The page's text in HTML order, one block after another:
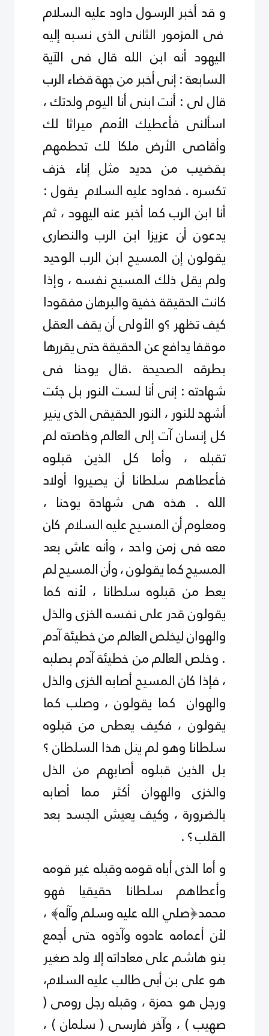
و قد أخبر الرسول داود عليه السلام
فى المزمور الثانى الذى نسبه إليه
اليهود أنه ابن الله قال فى الآية
السابعة : إنى أخبر من جهة قضاء الرب
قال لى : أنت ابنى أنا اليوم ولدتك ،
اسألنى فأعطيك الأمم ميراثا لك
وأقاصى الأرض ملكا لك تحطمهم
بقضيب من حديد مثل إناء خزف
تكسره . فداود عليه السلام يقول :
أنا ابن الرب كما أخبر عنه اليهود ، ثم
يدعون أن عزيزا ابن الرب والنصارى
يقولون إن المسيح ابن الرب الوحيد
ولم يقل ذلك المسيح نفسه ، وإذا
كانت الحقيقة خفية والبرهان مفقودا
كيف تظهر ؟و الأولى أن يقف العقل
موقفا يدافع عن الحقيقة حتى يقررها
بطرقه الصحيحة .قال يوحنا فى
شهادته : إنى أنا لست النور بل جئت
أشهد للنور ، النور الحقيقى الذى ينير
كل إنسان آت إلى العالم وخاصته لم
تقبله ، وأما كل الذين قبلوه
فأعطاهم سلطانا أن يصيروا أولاد
الله . هذه هى شهادة يوحنا ،
ومعلوم أن المسيح عليه السلام كان
معه فى زمن واحد ، وأنه عاش بعد
المسيح كما يقولون ، وأن المسيح لم
يعط من قبلوه سلطانا ، لأنه كما
يقولون قدر على نفسه الخزى والذل
والهوان ليخلص العالم من خطيئة آدم
. وخلص العالم من خطيئة آدم بصلبه
، فإذا كان المسيح أصابه الخزى والذل
والهوان كما يقولون ، وصلب كما
يقولون ، فكيف يعطى من قبلوه
سلطانا وهو لم ينل هذا السلطان ؟
بل الذين قبلوه أصابهم من الذل
والخزى والهوان أكثر مما أصابه
بالضرورة ، وكيف يعيش الجسد بعد
القلب ؟ .
و أما الذى أباه قومه وقبله غير قومه
وأعطاهم سلطانا حقيقيا فهو
محمد﴿صلي الله عليه وسلم وآله﴾ ،
لأن أعمامه عادوه وآذوه حتى أجمع
بنو هاشم على معاداته إلا ولد صغير
هو على بن أبى طالب عليه السلام،
ورجل هو حمزة ، وقبله رجل رومى (
صهيب ) ، وآخر فارسى ( سلمان ) ،